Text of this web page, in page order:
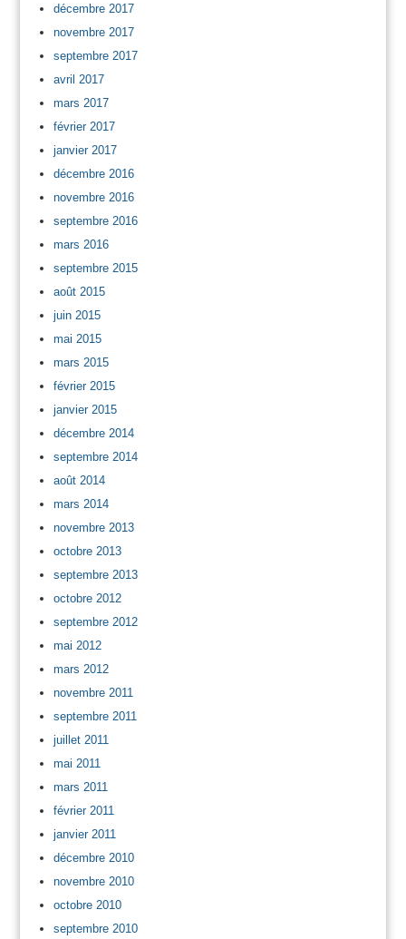
décembre 2017
novembre 2017
septembre 2017
avril 2017
mars 2017
février 2017
janvier 2017
décembre 2016
novembre 2016
septembre 2016
mars 2016
septembre 2015
août 2015
juin 2015
mai 2015
mars 2015
février 2015
janvier 2015
décembre 2014
septembre 2014
août 2014
mars 2014
novembre 2013
octobre 2013
septembre 2013
octobre 2012
septembre 2012
mai 2012
mars 2012
novembre 2011
septembre 2011
juillet 2011
mai 2011
mars 2011
février 2011
janvier 2011
décembre 2010
novembre 2010
octobre 2010
septembre 2010